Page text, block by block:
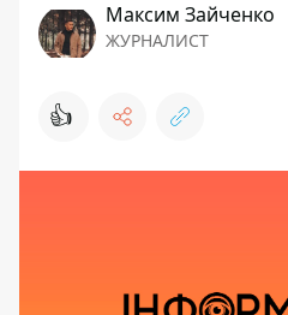
Максим Зайченко
ЖУРНАЛИСТ
👍